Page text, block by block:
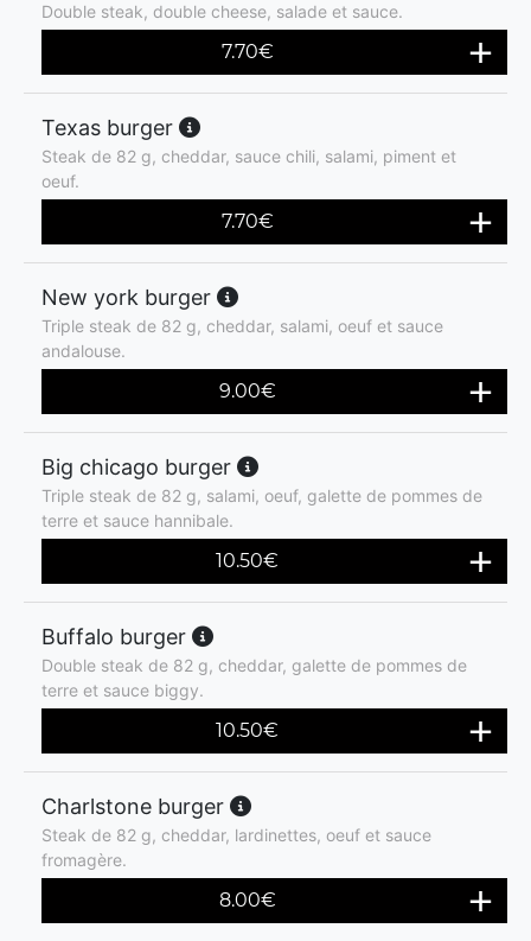
Double steak, double cheese, salade et sauce.
7.70€
Texas burger
Steak de 82 g, cheddar, sauce chili, salami, piment et
oeuf.
7.70€
New york burger
Triple steak de 82 g, cheddar, salami, oeuf et sauce
andalouse.
9.00€
Big chicago burger
Triple steak de 82 g, salami, oeuf, galette de pommes de
terre et sauce hannibale.
10.50€
Buffalo burger
Double steak de 82 g, cheddar, galette de pommes de
terre et sauce biggy.
10.50€
Charlstone burger
Steak de 82 g, cheddar, lardinettes, oeuf et sauce
fromagère.
8.00€